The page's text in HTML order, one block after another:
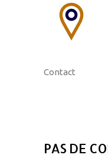
Contact
PAS DE